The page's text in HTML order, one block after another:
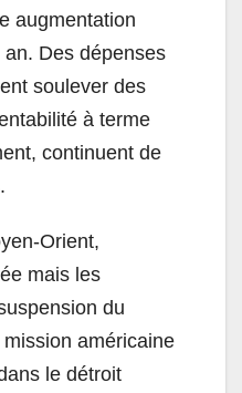
augmentation
an. Des dépenses
soulever des
à terme
continuent de
Orient,
mais les
du
américaine
le détroit